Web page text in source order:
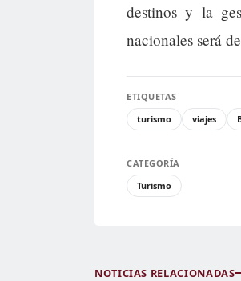
destinos y la
nacionales será
ETIQUETAS
turismo
viajes
CATEGORÍA
Turismo
NOTICIAS RELACIONADAS